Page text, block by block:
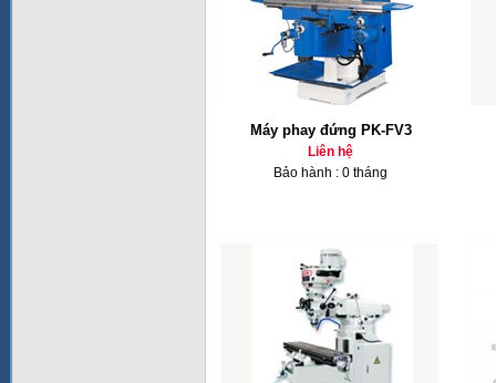
Máy phay đứng PK-FV3
Liên hệ
Bảo hành : 0 tháng